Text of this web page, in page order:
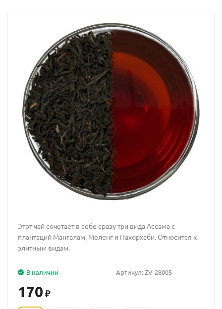
Этот чай сочетает в себе сразу три вида Ассама с
плантаций Мангалам, Меленг и Нахорхаби. Относится к
элитным видам.
Артикул:ZV-28005
В наличии
170 ₽